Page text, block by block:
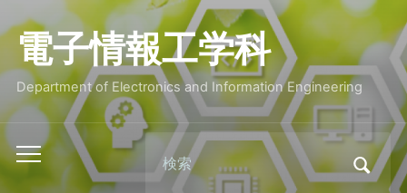
電子情報工学科
Department of Electronics and Information Engineering
Toggle
mobile
Search
for: